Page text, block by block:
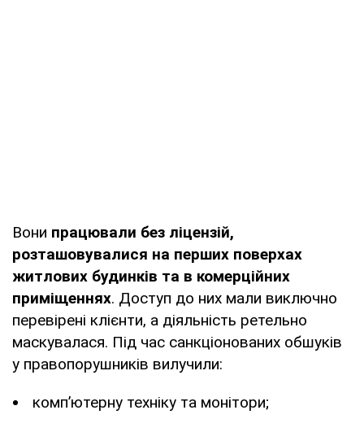
Вони працювали без ліцензій,
розташовувалися на перших поверхах
житлових будинків та в комерційних
приміщеннях. Доступ до них мали виключно
перевірені клієнти, а діяльність ретельно
маскувалася. Під час санкціонованих обшуків
у правопорушників вилучили:
комп’ютерну техніку та монітори;